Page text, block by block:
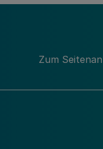
Zum